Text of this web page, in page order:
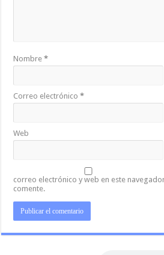
Nombre*
Correo electrónico*
Web
correo electrónico y web en este
comente.